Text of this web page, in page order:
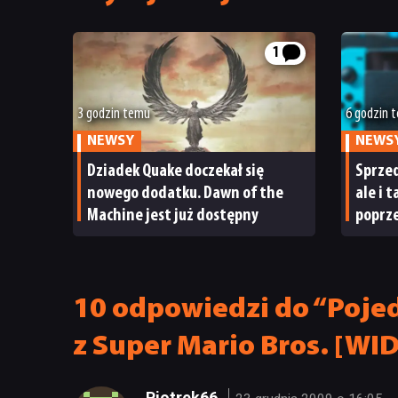
1
3 godzin temu
NEWSY
Dziadek Quake doczekał się
nowego dodatku. Dawn of the
Machine jest już dostępny
6 godzin
ale i
10 odpowiedzi do
z Super Mario Bros.